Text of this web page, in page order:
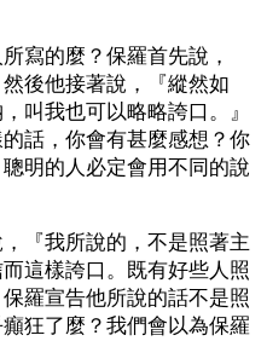
寫的麼？保羅首先說，
後他接著說，『縱然如
叫我也可以略略誇口。』
話，你會有甚麼感想？你
明的人必定會用不同的說
『我所說的，不是照著主
這樣誇口。既有好些人照
羅宣告他所說的話不是照
狂了麼？我們會以為保羅